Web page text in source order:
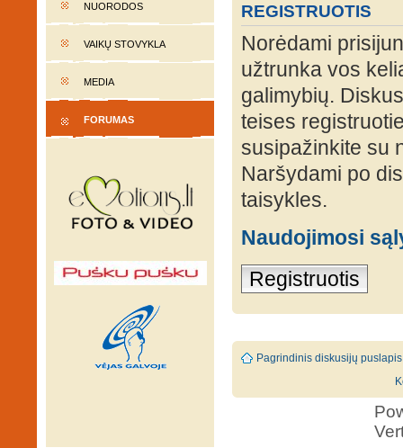
NUORODOS
VAIKŲ STOVYKLA
MEDIA
FORUMAS
REGISTRUOTIS
Norėdami
užtrunka vos
galimybių.
teises
susipažinkite su
Naršydami po
taisykles.
Naudojimosi
Registruotis
Pagrindinis diskusijų puslapis